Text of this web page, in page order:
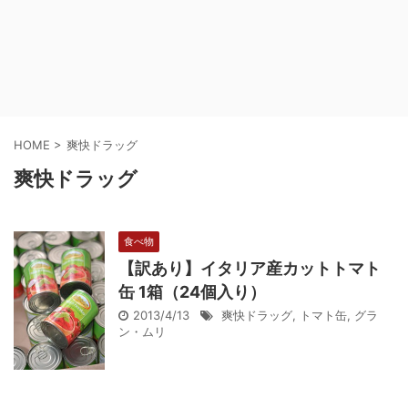
HOME > 爽快ドラッグ
爽快ドラッグ
食べ物
【訳あり】イタリア産カットトマト
缶 1箱（24個入り）
2013/4/13 爽快ドラッグ, トマト缶, グラ
ン・ムリ